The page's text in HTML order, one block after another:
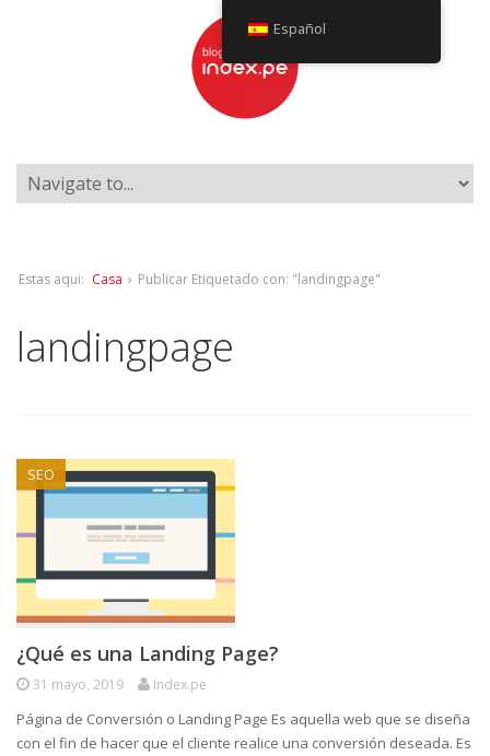
Estas aqui: Casa › Publicar Etiquetado con: "landingpage"
landingpage
SEO
¿Qué es una Landing Page?
31 mayo, 2019 Index.pe
Página de Conversión o Landing Page Es aquella web que se diseña
con el fin de hacer que el cliente realice una conversión deseada. Es
Español